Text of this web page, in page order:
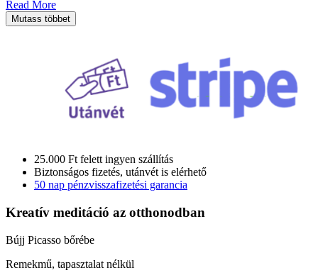
Read More
Mutass többet
25.000 Ft felett ingyen szállítás
Biztonságos fizetés, utánvét is elérhető
50 nap pénzvisszafizetési garancia
Kreatív meditáció az otthonodban
Bújj Picasso bőrébe
Remekmű, tapasztalat nélkül